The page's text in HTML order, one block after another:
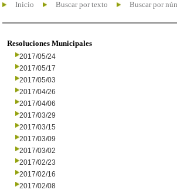
Inicio Buscar por texto Buscar por
Resoluciones Municipales
2017/05/24
2017/05/17
2017/05/03
2017/04/26
2017/04/06
2017/03/29
2017/03/15
2017/03/09
2017/03/02
2017/02/23
2017/02/16
2017/02/08